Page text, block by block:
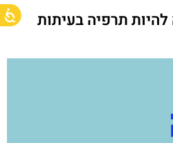
להיות תרפיה בעיתות